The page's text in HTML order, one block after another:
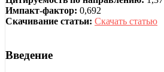
Импакт-фактор: 0,692
Скачивание статьи: Скачать статью
Введение